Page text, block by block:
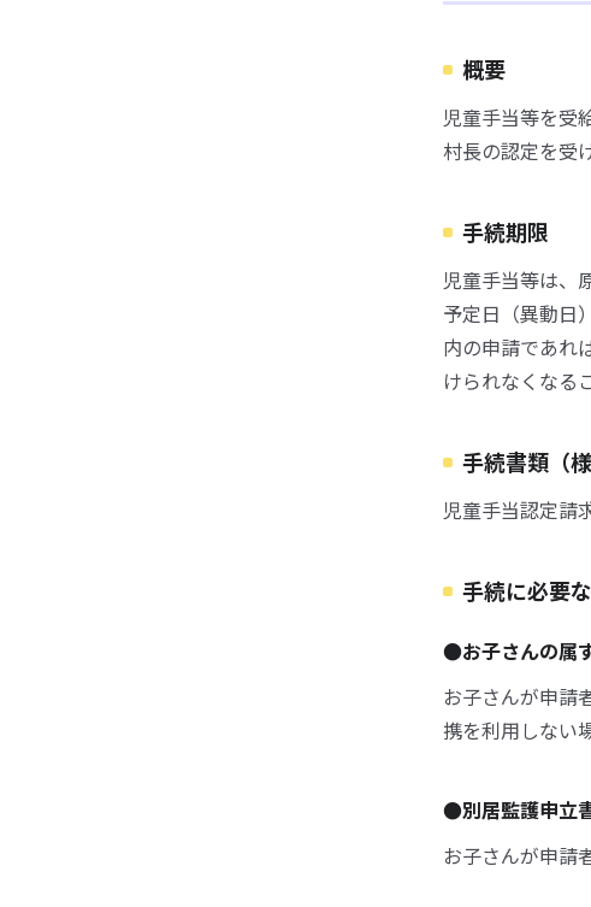
概要
児童手当等を受
村長の認定を受
手続期限
児童手当等は、
予定日（異動日
内の申請であれ
けられなくなる
手続書類（様
児童手当認定請
手続に必要
●お子さんの属
お子さんが申請
携を利用しない
●別居監護申立
お子さんが申請